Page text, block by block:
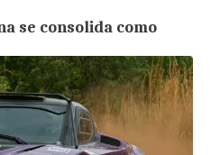
se consolida como